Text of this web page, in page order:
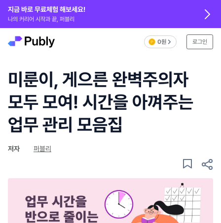
지금 바로 무료체험 해보세요!
나의 커리어 시작과 끝, 퍼블리
0원 로그인
미룬이, 게으른 완벽주의자
모두 모여! 시간을 아껴주는
업무 관리 모음집
저자 퍼블리